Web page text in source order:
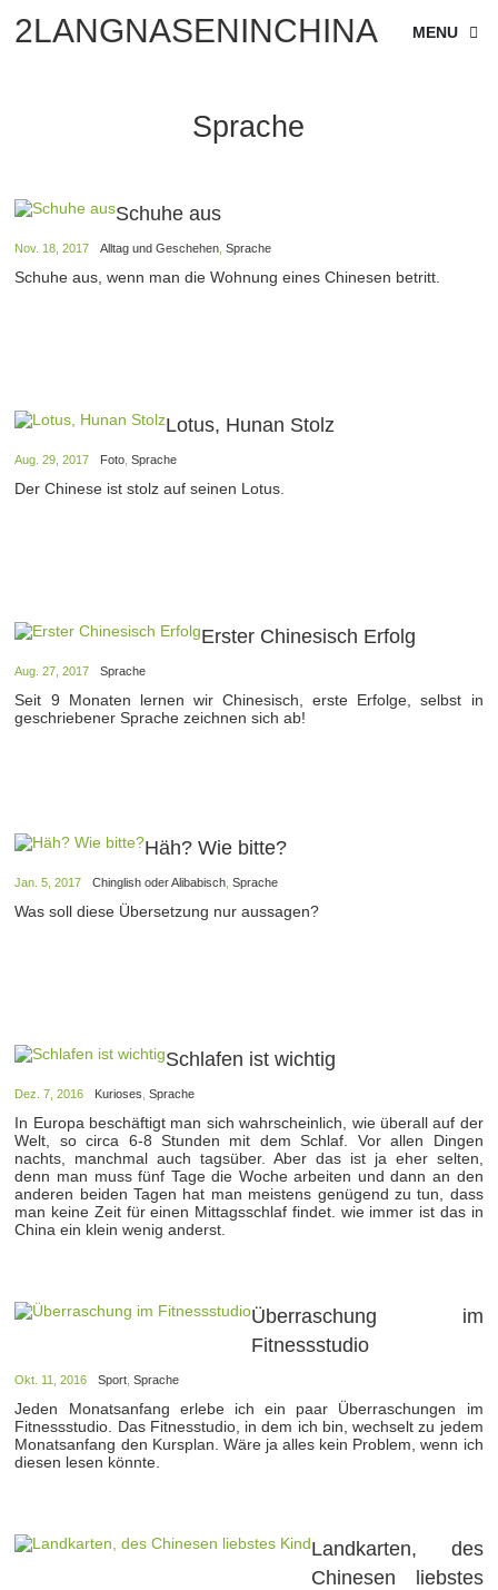
2LANGNASENINCHINA MENU
Sprache
Schuhe aus
Nov. 18, 2017 Alltag und Geschehen ,Sprache
Schuhe aus, wenn man die Wohnung eines Chinesen betritt.
Lotus, Hunan Stolz
Aug. 29, 2017 Foto ,Sprache
Der Chinese ist stolz auf seinen Lotus.
Erster Chinesisch Erfolg
Aug. 27, 2017 Sprache
Seit 9 Monaten lernen wir Chinesisch, erste Erfolge, selbst in
geschriebener Sprache zeichnen sich ab!
Häh? Wie bitte?
Jan. 5, 2017 Chinglish oder Alibabisch ,Sprache
Was soll diese Übersetzung nur aussagen?
Schlafen ist wichtig
Dez. 7, 2016 Kurioses ,Sprache
In Europa beschäftigt man sich wahrscheinlich, wie überall auf der
Welt, so circa 6-8 Stunden mit dem Schlaf. Vor allen Dingen
nachts, manchmal auch tagsüber. Aber das ist ja eher selten,
denn man muss fünf Tage die Woche arbeiten und dann an den
anderen beiden Tagen hat man meistens genügend zu tun, dass
man keine Zeit für einen Mittagsschlaf findet. wie immer ist das in
China ein klein wenig anderst.
Überraschung im
Fitnessstudio
Okt. 11, 2016 Sport ,Sprache
Jeden Monatsanfang erlebe ich ein paar Überraschungen im
Fitnessstudio. Das Fitnesstudio, in dem ich bin, wechselt zu jedem
Monatsanfang den Kursplan. Wäre ja alles kein Problem, wenn ich
diesen lesen könnte.
Landkarten, des
Chinesen liebstes